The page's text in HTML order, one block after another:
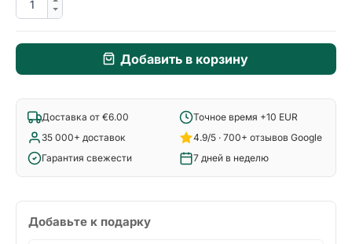
Добавить в корзину
Доставка от €6.00
Точное время +10 EUR
35 000+ доставок
4.9/5 · 700+ отзывов Google
Гарантия свежести
7 дней в неделю
Добавьте к подарку